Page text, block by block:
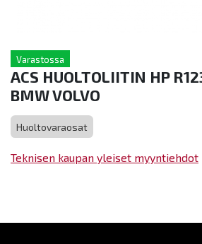
Varastossa
ACS HUOLTOLIITIN HP
BMW VOLVO
Huoltovaraosat
Teknisen kaupan yleiset myyntiehdot